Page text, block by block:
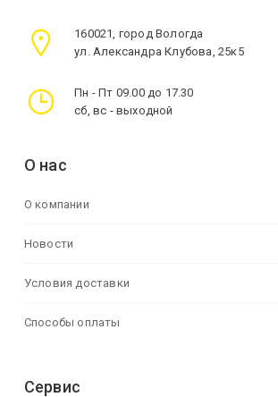
160021, город Вологда
ул. Александра Клубова, 25к5
Пн - Пт 09.00 до 17.30
сб, вс - выходной
О нас
О компании
Новости
Условия доставки
Способы оплаты
Сервис